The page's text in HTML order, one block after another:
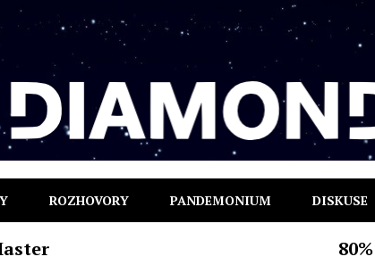
ROZHOVORY PANDEMONIUM DISKUSE
80%